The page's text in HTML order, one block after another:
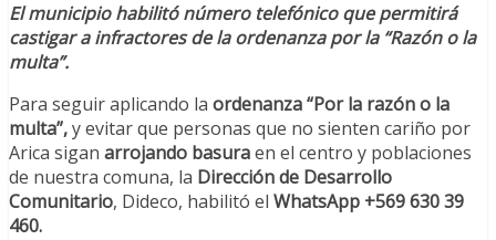
El municipio habilitó número telefónico que permitirá
castigar a infractores de la ordenanza por la “Razón o la
multa”.
Para seguir aplicando la ordenanza “Por la razón o la
multa”,y evitar que personas que no sienten cariño por
Arica sigan arrojando basuraen el centro y poblaciones
de nuestra comuna, la Dirección de Desarrollo
Comunitario, Dideco, habilitó el WhatsApp +569 630 39
460.